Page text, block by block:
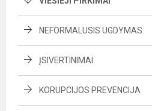
NEFORMALUSIS UGDYMAS
ĮSIVERTINIMAI
KORUPCIJOS PREVENCIJA